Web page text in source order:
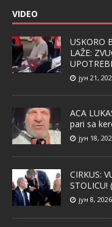
VIDEO
USKORO
LAŽE:
јун 21,
ACA
pari sa
јун 18,
CIRKUS:
STOLICU!
јун 8, 2026